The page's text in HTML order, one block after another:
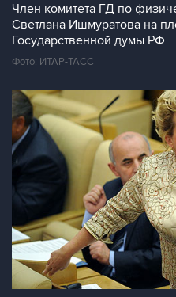
Член комитета ГД по
Светлана Ишмуратова на
Государственной думы РФ
Фото: ИТАР-ТАСС